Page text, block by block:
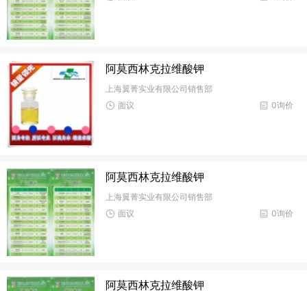
阿莫西林克拉维酸钾
上海翼菁实业有限公司销售部
0询价
面议
阿莫西林克拉维酸钾
上海翼菁实业有限公司销售部
0询价
面议
阿莫西林克拉维酸钾